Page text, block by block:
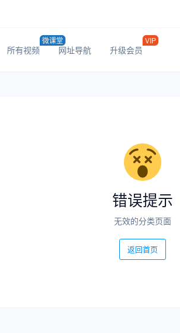
所有视频
微课堂
网址导航 升级会员
VIP
错误提示
无效的分类页面
返回首页